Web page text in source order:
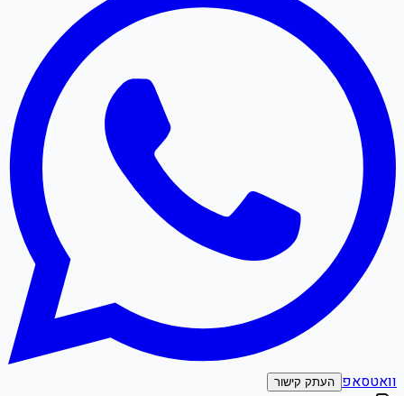
וואטסאפ העתק קישור